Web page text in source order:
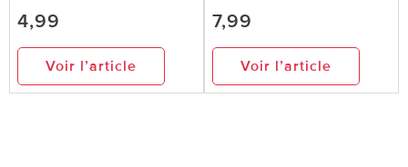
4,99
Voir l’article
7,99
Voir l’article